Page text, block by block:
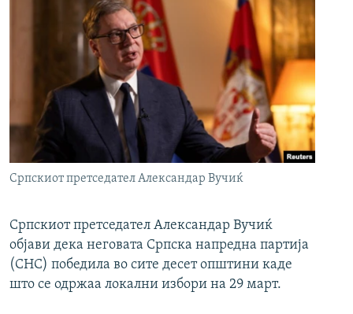
Српскиот претседател Александар Вучиќ
Српскиот претседател Александар Вучиќ
објави дека неговата Српска напредна партија
(СНС) победила во сите десет општини каде
што се одржаа локални избори на 29 март.